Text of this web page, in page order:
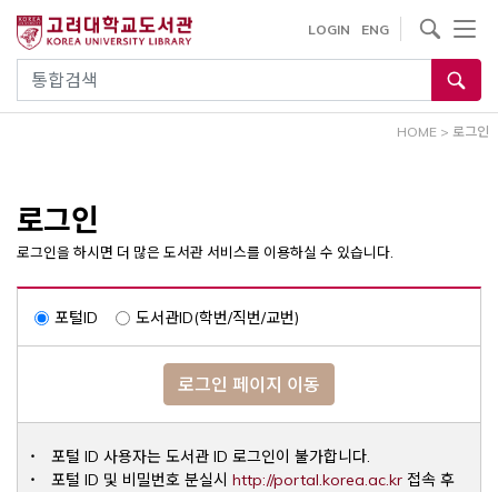
건
통합검색
LOGIN ENG
사이트내 검색
HOME > 로그인
로그인
로그인을 하시면 더 많은 도서관 서비스를 이용하실 수 있습니다.
포털ID 도서관ID(학번/직번/교번)
로그인 페이지 이동
포털 ID 사용자는 도서관 ID 로그인이 불가합니다.
포털 ID 및 비밀번호 분실시 http://portal.korea.ac.krOpens a
접속 후